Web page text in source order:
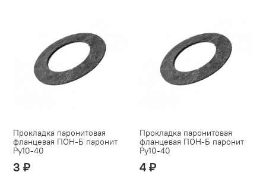
Прокладка паронитовая
фланцевая ПОН-Б паронит
Py10-40
3 ₽
Прокладка паронитовая
фланцевая ПОН-Б паронит
Py10-40
4 ₽